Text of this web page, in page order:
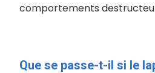
comportements
Que se passe-t-il si le